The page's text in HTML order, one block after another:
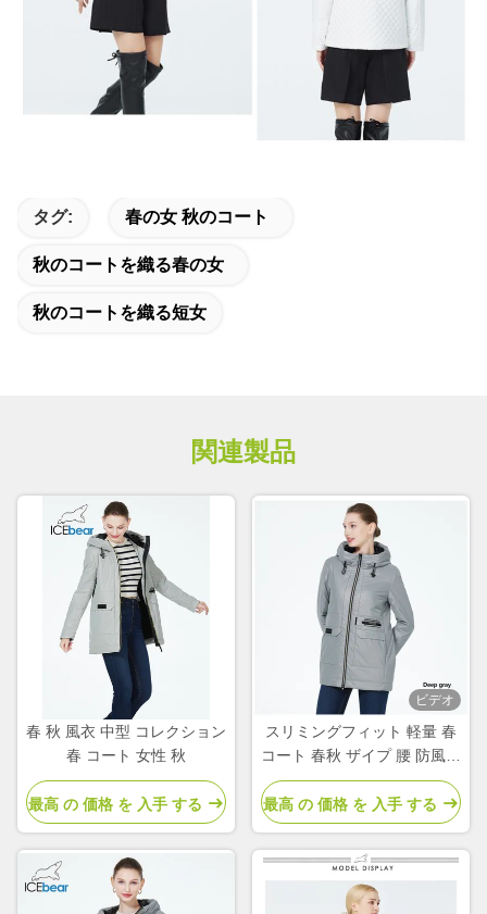
タグ: 春の女 秋のコート
秋のコートを織る春の女
秋のコートを織る短女
関連製品
春 秋 風衣 中型 コレクション
春 コート 女性 秋
最高 の 価格 を 入手 する
ビデオ
スリミングフィット 軽量 春
コート 春秋 ザイプ 腰 防風コ
ート
最高 の 価格 を 入手 する